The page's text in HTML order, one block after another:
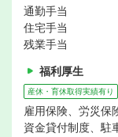
通勤手当
住宅手当
残業手当
福利厚生
産休・育休取得実績有り
雇用保険、労災保
資金貸付制度、駐